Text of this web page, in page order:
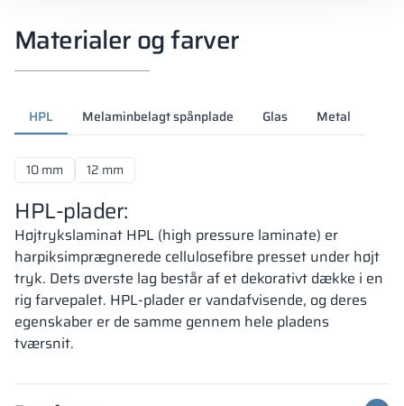
Materialer og farver
HPL Melaminbelagt spånplade Glas Metal
10 mm 12 mm
HPL-plader:
Højtrykslaminat HPL (high pressure laminate) er
harpiksimprægnerede cellulosefibre presset under højt
tryk. Dets øverste lag består af et dekorativt dække i en
rig farvepalet. HPL-plader er vandafvisende, og deres
egenskaber er de samme gennem hele pladens
tværsnit.